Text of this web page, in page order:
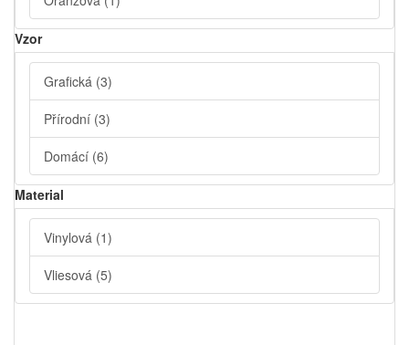
Vzor
Grafická (3)
Přírodní (3)
Domácí (6)
Material
Vinylová (1)
Vliesová (5)